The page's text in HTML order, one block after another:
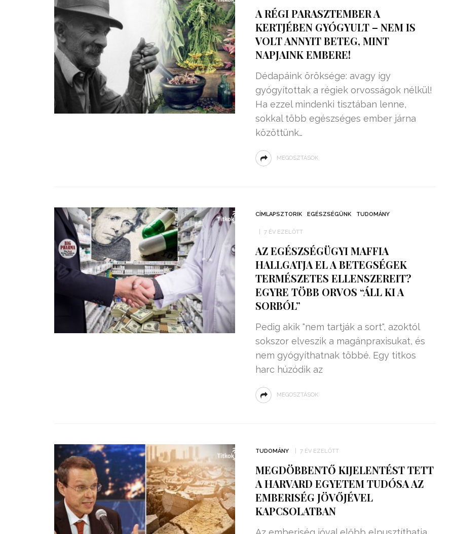
A RÉGI PARASZTEMBER A
KERTJÉBEN GYÓGYULT – NEM IS
VOLT ANNYIT BETEG, MINT
NAPJAINK EMBERE!
Dédapáink öröksége: avagy így
gyógyítottak a régiek orvosságok nélkül!
Ha ezzel mindenki tisztában lenne,
sokkal több egészséges ember járna
közöttünk…
MEGOSZTÁSOK
CÍMLAPSZTORIK EGÉSZSÉGÜNK TUDOMÁNY
7 ÉV EZELŐTT
AZ EGÉSZSÉGÜGYI MAFFIA
HALLGATJA EL A BETEGSÉGEK
TERMÉSZETES ELLENSZEREIT?
EGYRE TÖBB ORVOS “ÁLL KI A
SORBÓL”
Pedig akik "nem tartják a sort", azoktól
sokszor elveszik a magánpraxisukat, és
nem gyógyíthatnak többé. Egy titkos
harc húzódik az
MEGOSZTÁSOK
TUDOMÁNY 7 ÉV EZELŐTT
MEGDÖBBENTŐ KIJELENTÉST TETT
A HARVARD EGYETEM TUDÓSA AZ
EMBERISÉG JÖVŐJÉVEL
KAPCSOLATBAN